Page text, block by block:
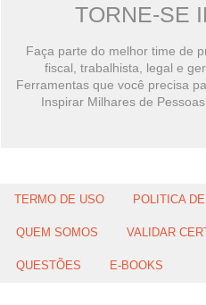
TORNE-SE
Faça parte do melhor time de
fiscal, trabalhista, legal e
Ferramentas que você precisa
Inspirar Milhares de
TERMO DE USO POLITICA
QUEM SOMOS VALIDAR
QUESTÕES E-BOOKS